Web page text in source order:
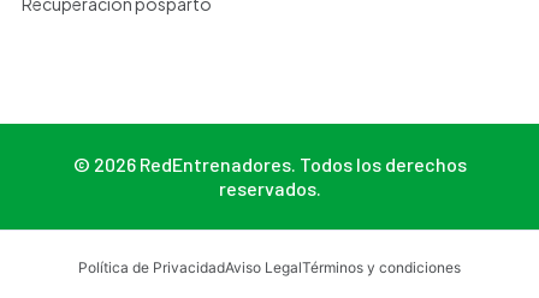
© 2026 RedEntrenadores. Todos los derechos
reservados.
Política de PrivacidadAviso LegalTérminos y condiciones